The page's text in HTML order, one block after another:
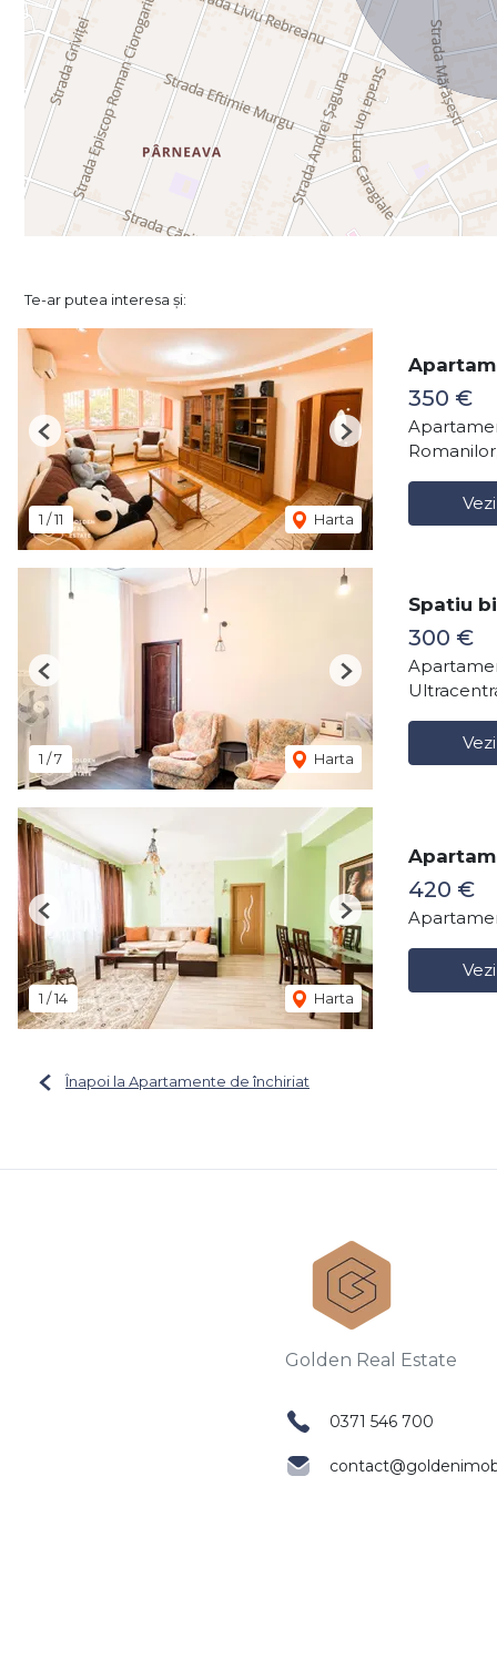
Te-ar putea interesa și:
1 /11 Harta
Previous Next
350 €
1 /7 Harta
Previous Next
Spatiu
300 €
1 /14 Harta
Previous Next
420 €
Înapoi la Apartamente de închiriat
0371 546 700